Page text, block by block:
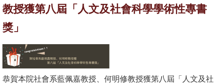
學
術
單
位
教授獲第八屆「人文及社會科學學術性專書
獎」
恭賀本院社會系藍佩嘉教授、何明修教授獲第八屆「人文及社